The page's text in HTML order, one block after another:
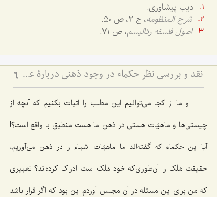
ادیب پیشاوری.
شرح المنظومه، ج 2، ص 50.
اصول فلسفه رئالیسم، ص 71.
نقد و بررسی نظر حکماء در وجود ذهنی دربارۀ عینیّت ماهیّات ذهنی و خارجی - نظر حکما مبنی بر عینیت ماهیات ذهنی و خارجی با اشکالات اساسی روبرو است 6
و ما از کجا می‌توانیم این مطلب را اثبات بکنیم که آنچه از
چیستی‌ها و ماهیّات هستی در ذهن ما هست منطبق با واقع است؟!
آیا این حکماء که گفته‌اند ما ماهیّات اشیاء را در ذهن می‌آوریم،
حقیقت مَلَک را آن‌طوری‌که خود مَلَک است ادراک کرده‌اند؟ تعبیری
که من برای این مسئله در آن مجلس آوردم این بود که اگر قرار باشد